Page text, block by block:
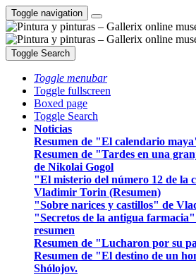
Toggle navigation
Toggle Search
Toggle menubar
Toggle fullscreen
Boxed page
Toggle Search
Noticias
Resumen de "El calendario
Resumen de "Tardes en una
de Nikolai Gogol
"El misterio del número 12 de la
Vladimir Torin (Resumen)
"Sobre narices y castillos" de
"Secretos de la antigua
resumen
Resumen de "Lucharon por su
Resumen de "El destino de un
Shólojov.